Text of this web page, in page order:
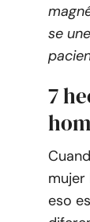
se
7
mujer
eso